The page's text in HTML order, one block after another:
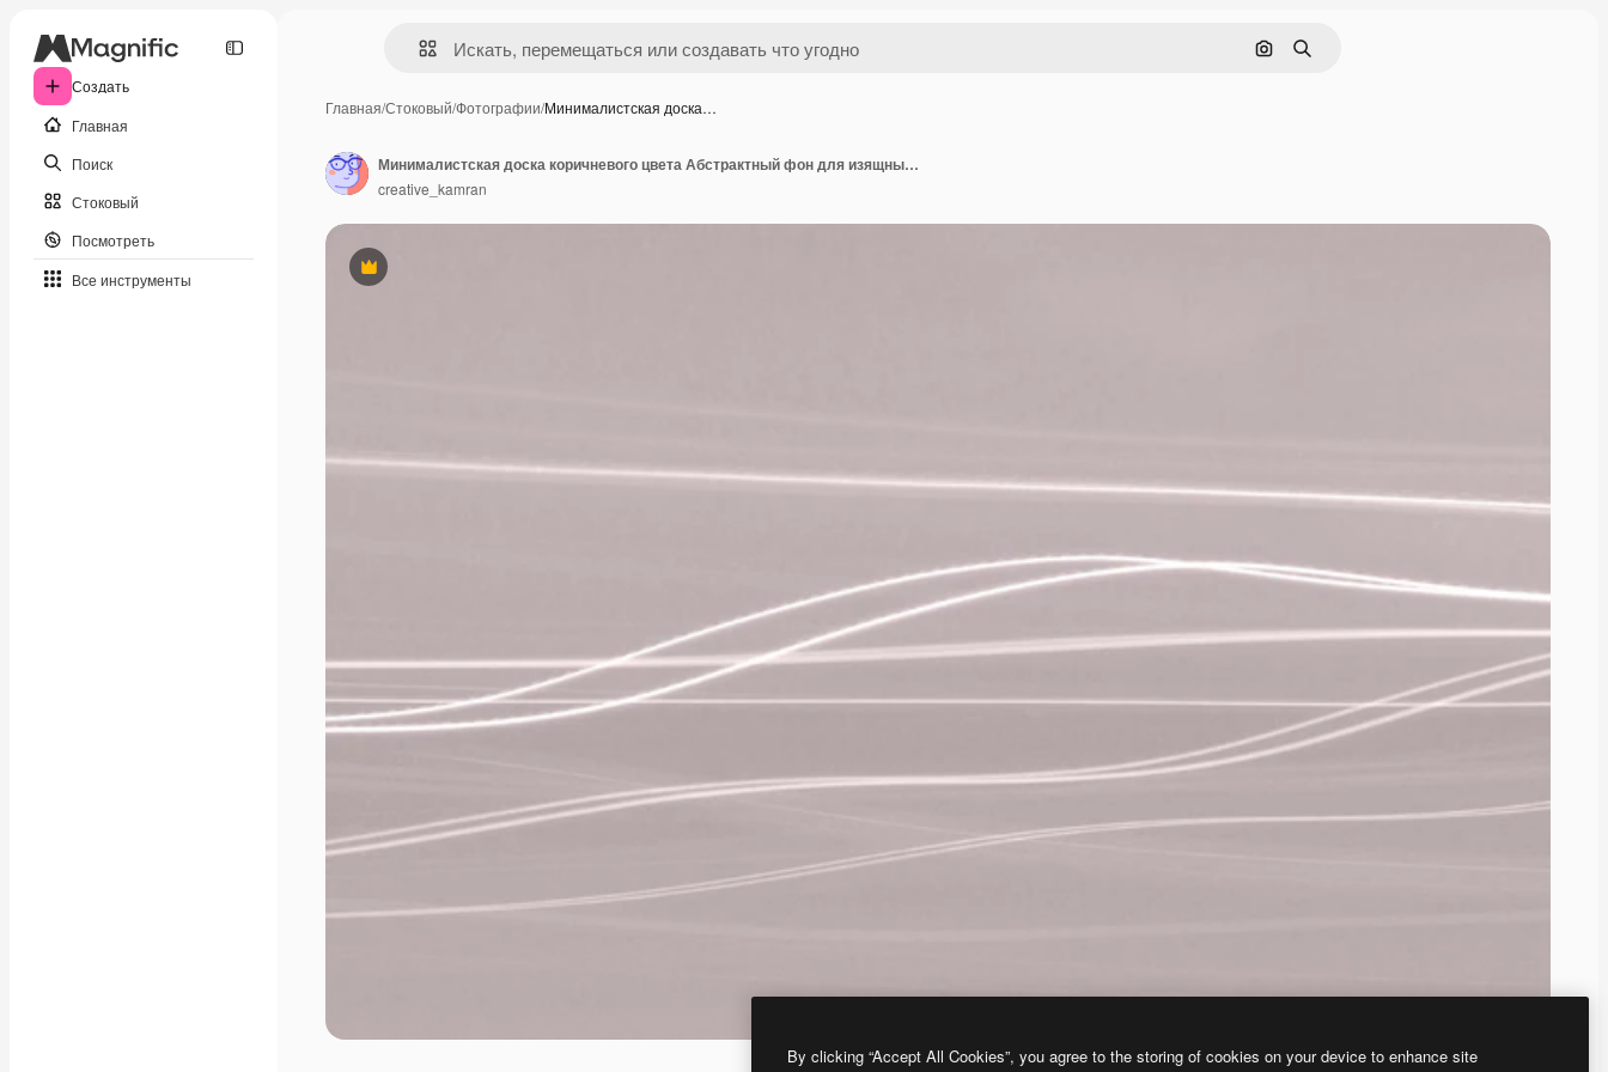
Создать
Главная
Поиск
Стоковый
Посмотреть
Все инструменты
Поиск по изображению
Поиск
Главная/Стоковый/Фотографии/Минималистская доска…
Премиум
Минималистская доска коричневого цвета Абстрактный фон для изящных и элегантных дизайнов
creative_kamran
By clicking “Accept All Cookies”, you agree to the storing of cookies on your device to enhance site